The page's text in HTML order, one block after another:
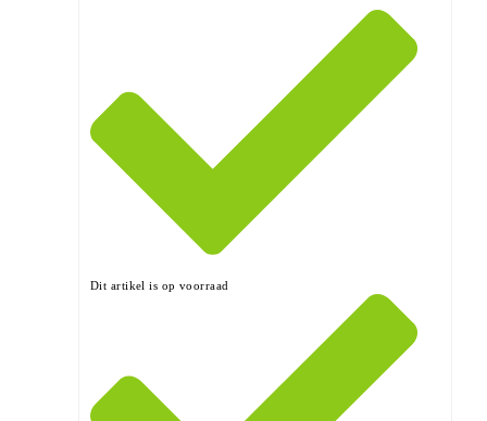
Dit artikel is op voorraad